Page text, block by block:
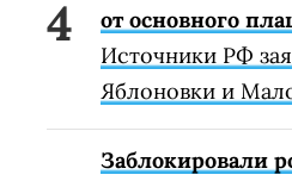
от основного
Источники РФ
Яблоновки и
Заблокировали